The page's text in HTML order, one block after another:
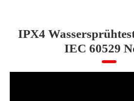
IPX4
IEC 60529